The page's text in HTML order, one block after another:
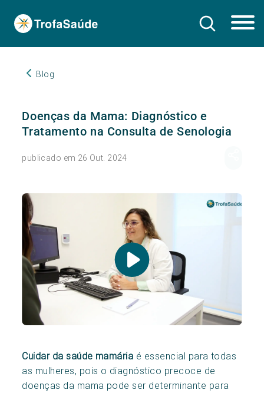
Blog
Doenças da Mama: Diagnóstico e
Tratamento na Consulta de Senologia
publicado em 26 Out. 2024
Cuidar da saúde mamária é essencial para todas
as mulheres, pois o diagnóstico precoce de
doenças da mama pode ser determinante para